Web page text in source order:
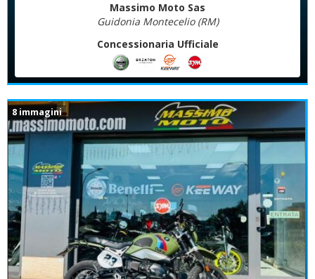
Massimo Moto Sas
Guidonia Montecelio (RM)
Concessionaria Ufficiale
8 immagini